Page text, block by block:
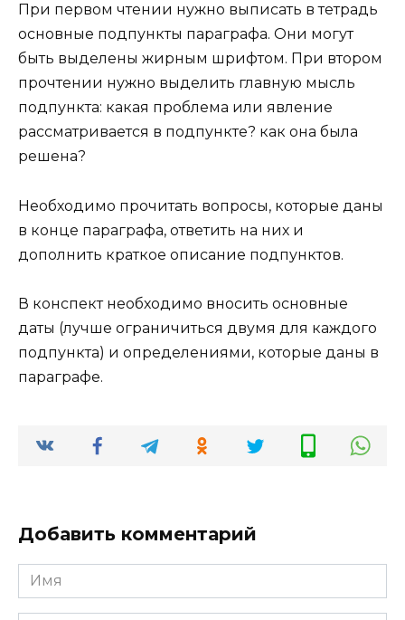
При первом чтении нужно выписать в тетрадь
основные подпункты параграфа. Они могут
быть выделены жирным шрифтом. При втором
прочтении нужно выделить главную мысль
подпункта: какая проблема или явление
рассматривается в подпункте? как она была
решена?
Необходимо прочитать вопросы, которые даны
в конце параграфа, ответить на них и
дополнить краткое описание подпунктов.
В конспект необходимо вносить основные
даты (лучше ограничиться двумя для каждого
подпункта) и определениями, которые даны в
параграфе.
Добавить комментарий
Имя
*